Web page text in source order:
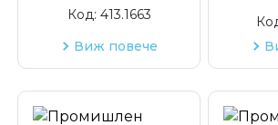
Код: 413.1663
Виж повече